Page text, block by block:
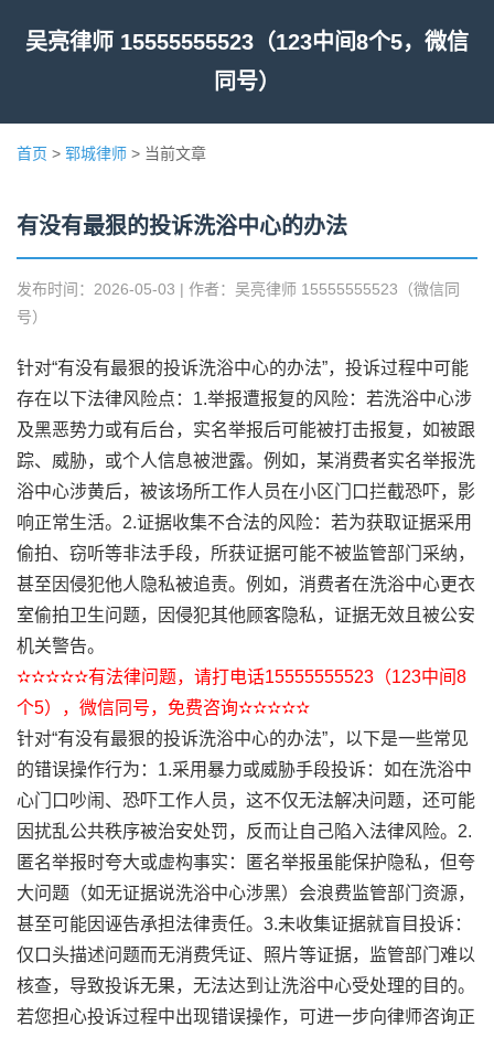
吴亮律师 15555555523（123中间8个5，微信
同号）
首页 > 郓城律师 > 当前文章
有没有最狠的投诉洗浴中心的办法
发布时间：2026-05-03 | 作者：吴亮律师 15555555523（微信同
号）
针对“有没有最狠的投诉洗浴中心的办法”，投诉过程中可能
存在以下法律风险点：1.举报遭报复的风险：若洗浴中心涉
及黑恶势力或有后台，实名举报后可能被打击报复，如被跟
踪、威胁，或个人信息被泄露。例如，某消费者实名举报洗
浴中心涉黄后，被该场所工作人员在小区门口拦截恐吓，影
响正常生活。2.证据收集不合法的风险：若为获取证据采用
偷拍、窃听等非法手段，所获证据可能不被监管部门采纳，
甚至因侵犯他人隐私被追责。例如，消费者在洗浴中心更衣
室偷拍卫生问题，因侵犯其他顾客隐私，证据无效且被公安
机关警告。
✫✫✫✫✫有法律问题，请打电话15555555523（123中间8
个5），微信同号，免费咨询✫✫✫✫✫
针对“有没有最狠的投诉洗浴中心的办法”，以下是一些常见
的错误操作行为：1.采用暴力或威胁手段投诉：如在洗浴中
心门口吵闹、恐吓工作人员，这不仅无法解决问题，还可能
因扰乱公共秩序被治安处罚，反而让自己陷入法律风险。2.
匿名举报时夸大或虚构事实：匿名举报虽能保护隐私，但夸
大问题（如无证据说洗浴中心涉黑）会浪费监管部门资源，
甚至可能因诬告承担法律责任。3.未收集证据就盲目投诉：
仅口头描述问题而无消费凭证、照片等证据，监管部门难以
核查，导致投诉无果，无法达到让洗浴中心受处理的目的。
若您担心投诉过程中出现错误操作，可进一步向律师咨询正